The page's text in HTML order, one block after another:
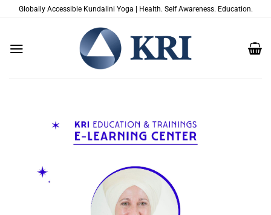
PasserGlobally Accessible Kundalini Yoga | Health. Self Awareness. Education.